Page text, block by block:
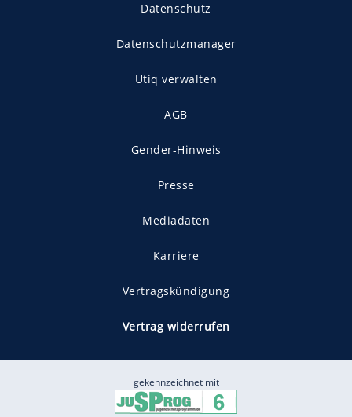
Datenschutz
Datenschutzmanager
Utiq verwalten
AGB
Gender-Hinweis
Presse
Mediadaten
Karriere
Vertragskündigung
Vertrag widerrufen
gekennzeichnet mit